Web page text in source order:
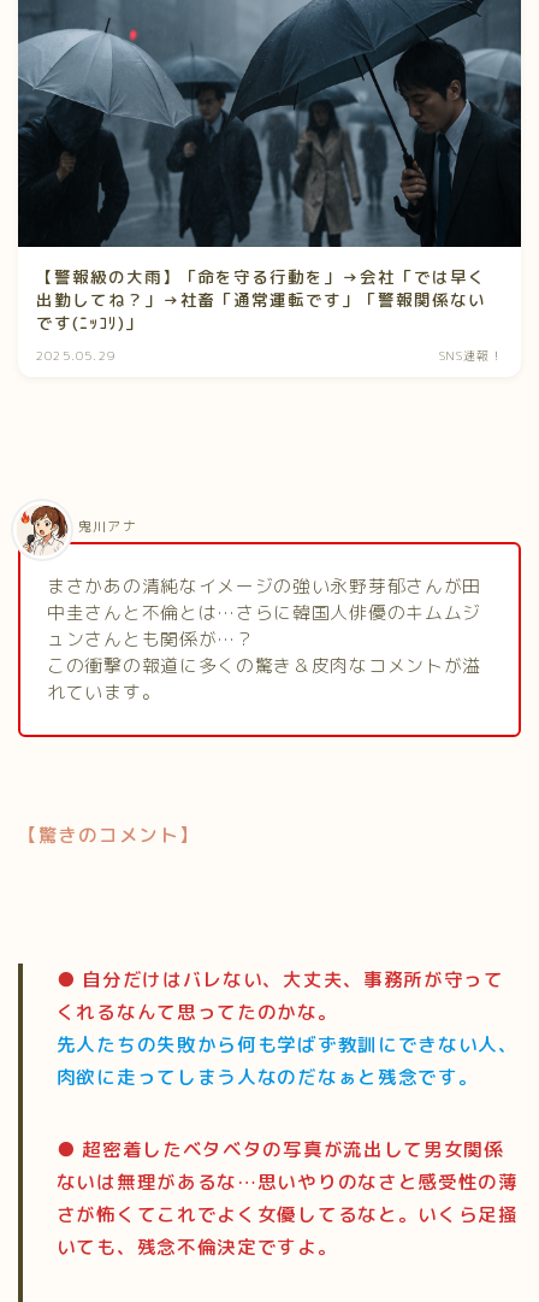
【警報級の大雨】「命を守る行動を」→会社「では早く
出勤してね？」→社畜「通常運転です」「警報関係ない
です(ﾆｯｺﾘ)」
2025.05.29 SNS速報！
まさかあの清純なイメージの強い永野芽郁さんが田
中圭さんと不倫とは…さらに韓国人俳優のキムムジ
ュンさんとも関係が…？
この衝撃の報道に多くの驚き＆皮肉なコメントが溢
れています。
鬼川アナ
【驚きのコメント】
● 自分だけはバレない、大丈夫、事務所が守って
くれるなんて思ってたのかな。
先人たちの失敗から何も学ばず教訓にできない人、
肉欲に走ってしまう人なのだなぁと残念です。
● 超密着したベタベタの写真が流出して男女関係
ないは無理があるな…思いやりのなさと感受性の薄
さが怖くてこれでよく女優してるなと。いくら足掻
いても、残念不倫決定ですよ。